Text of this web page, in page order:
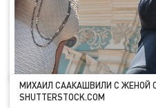
МИХАИЛ СААКАШВИЛИ С ЖЕНОЙ
SHUTTERSTOCK.COM